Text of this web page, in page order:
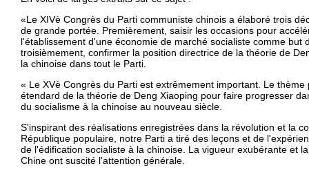
«Le XIVè Congrès du Parti communiste chinois a élaboré trois
de grande portée. Premièrement, saisir les occasions pour
l'établissement d'une économie de marché socialiste comme but
troisièmement, confirmer la position directrice de la théorie de
la chinoise dans tout le Parti.
« Le XVè Congrès du Parti est extrêmement important. Le
étendard de la théorie de Deng Xiaoping pour faire progresser
du socialisme à la chinoise au nouveau siècle.
S'inspirant des réalisations enregistrées dans la révolution et la
République populaire, notre Parti a tiré des leçons et de
de l'édification socialiste à la chinoise. La vigueur exubérante et
Chine ont suscité l'attention générale.